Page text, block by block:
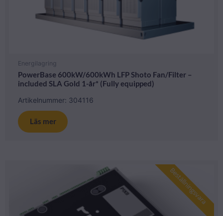
Energilagring
PowerBase 600kW/600kWh LFP Shoto Fan/Filter –
included SLA Gold 1-år* (Fully equipped)
Artikelnummer: 304116
Läs mer
Beställningsvara